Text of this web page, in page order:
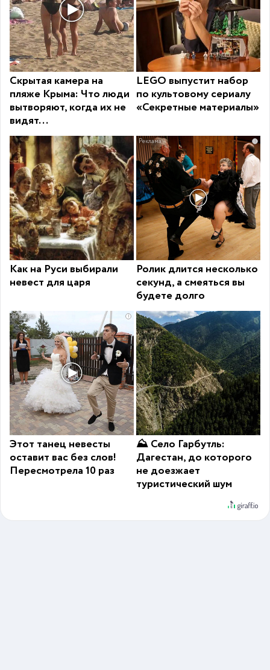
Скрытая камера на
пляже Крыма: Что люди
вытворяют, когда их не
видят...
LEGO выпустит набор
по культовому сериалу
«Секретные материалы»
Как на Руси выбирали
невест для царя
i
Ролик длится несколько
секунд, а смеяться вы
будете долго
i
Этот танец невесты
оставит вас без слов!
Пересмотрела 10 раз
⛰ Село Гарбутль:
Дагестан, до которого
не доезжает
туристический шум